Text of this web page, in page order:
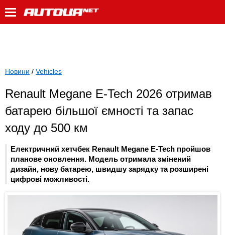
Новини / Vehicles
Renault Megane E-Tech 2026 отримав
батарею більшої ємності та запас
ходу до 500 км
Електричний хетчбек Renault Megane E-Tech пройшов
планове оновлення. Модель отримала змінений
дизайн, нову батарею, швидшу зарядку та розширені
цифрові можливості.